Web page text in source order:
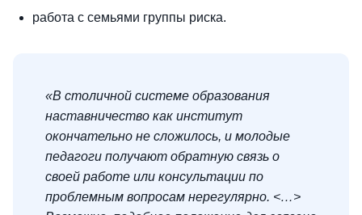
работа с семьями группы риска.
«В столичной системе образования
наставничество как институт
окончательно не сложилось, и молодые
педагоги получают обратную связь о
своей работе или консультации по
проблемным вопросам нерегулярно. <…>